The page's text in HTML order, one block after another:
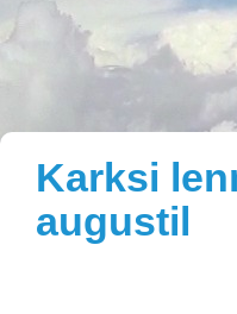
Karksi
augustil